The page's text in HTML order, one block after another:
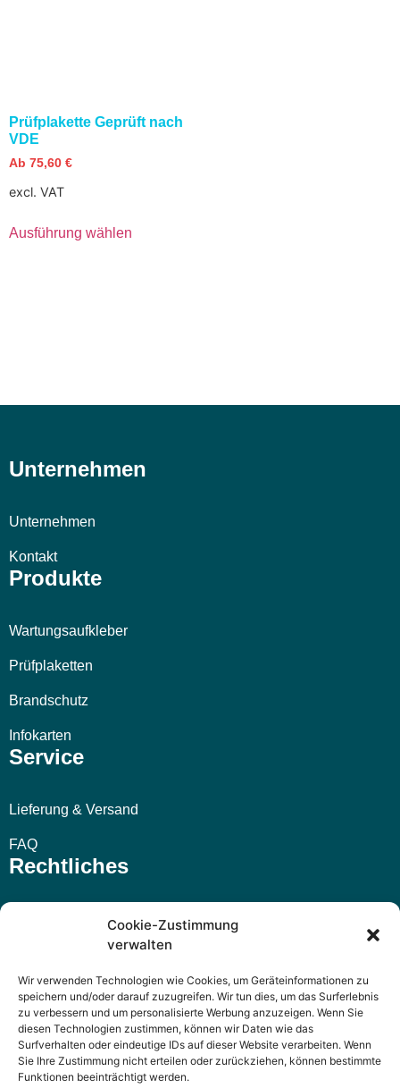
Cookie-Zustimmung
verwalten
Wir verwenden Technologien wie Cookies, um Geräteinformationen zu
speichern und/oder darauf zuzugreifen. Wir tun dies, um das Surferlebnis
zu verbessern und um personalisierte Werbung anzuzeigen. Wenn Sie
diesen Technologien zustimmen, können wir Daten wie das
Surfverhalten oder eindeutige IDs auf dieser Website verarbeiten. Wenn
Sie Ihre Zustimmung nicht erteilen oder zurückziehen, können bestimmte
Funktionen beeinträchtigt werden.
Prüfplakette Geprüft nach
VDE
Ab 75,60 €
excl. VAT
Ausführung wählen
Unternehmen
Unternehmen
Kontakt
Produkte
Wartungsaufkleber
Prüfplaketten
Brandschutz
Infokarten
Service
Lieferung & Versand
FAQ
Rechtliches
Widerrufsbelehrung
Datenschutzerklärung